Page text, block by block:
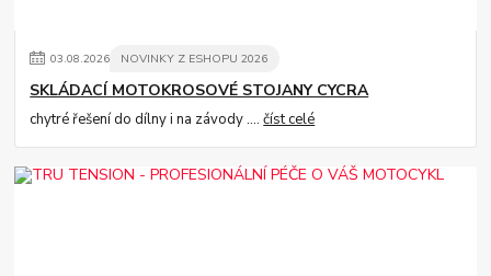
03.08.2026 NOVINKY Z ESHOPU 2026
SKLÁDACÍ MOTOKROSOVÉ STOJANY CYCRA
chytré řešení do dílny i na závody ....číst celé